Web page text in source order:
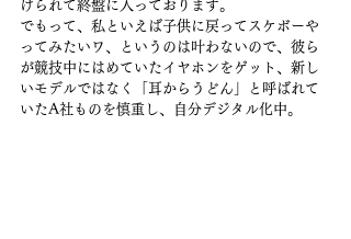
けられて終盤に入っております。
でもって、私といえば子供に戻ってスケボーや
ってみたいワ、というのは叶わないので、彼ら
が競技中にはめていたイヤホンをゲット、新し
いモデルではなく「耳からうどん」と呼ばれて
いたA社ものを慎重し、自分デジタル化中。